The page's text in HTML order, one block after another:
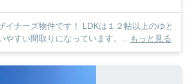
イナーズ物件です！ LDKは１２帖以上のゆと
やすい間取りになっています。... もっと見る